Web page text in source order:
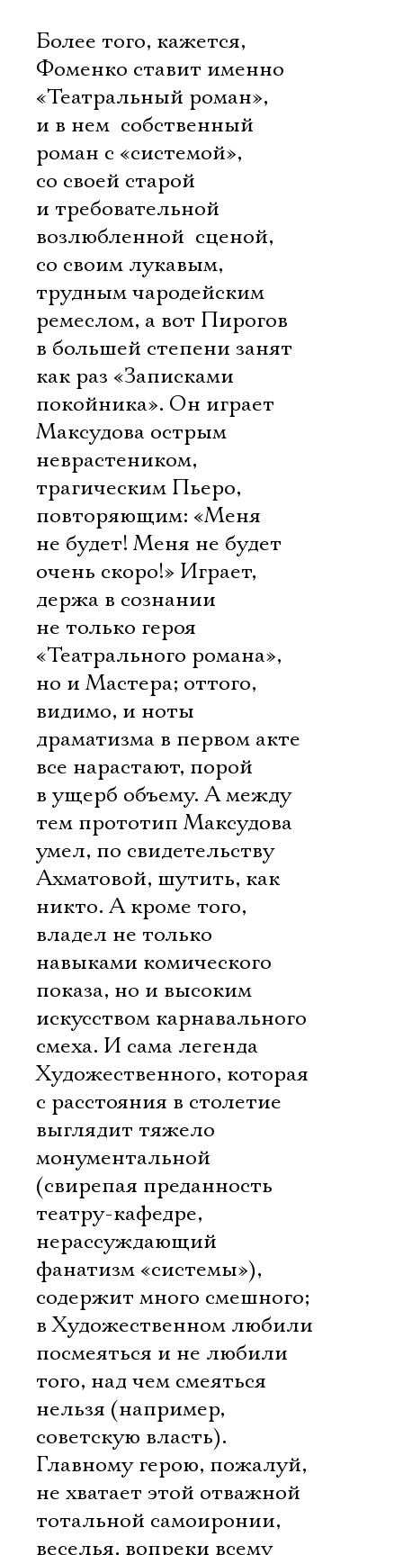
Более того, кажется,
Фоменко ставит именно
«Театральный роман»,
и в нем  собственный
роман с «системой»,
со своей старой
и требовательной
возлюбленной  сценой,
со своим лукавым,
трудным чародейским
ремеслом, а вот Пирогов
в большей степени занят
как раз «Записками
покойника». Он играет
Максудова острым
неврастеником,
трагическим Пьеро,
повторяющим: «Меня
не будет! Меня не будет
очень скоро!» Играет,
держа в сознании
не только героя
«Театрального романа»,
но и Мастера; оттого,
видимо, и ноты
драматизма в первом акте
все нарастают, порой
в ущерб объему. А между
тем прототип Максудова
умел, по свидетельству
Ахматовой, шутить, как
никто. А кроме того,
владел не только
навыками комического
показа, но и высоким
искусством карнавального
смеха. И сама легенда
Художественного, которая
с расстояния в столетие
выглядит тяжело
монументальной
(свирепая преданность
театру-кафедре,
нерассуждающий
фанатизм «системы»),
содержит много смешного;
в Художественном любили
посмеяться и не любили
того, над чем смеяться
нельзя (например,
советскую власть).
Главному герою, пожалуй,
не хватает этой отважной
тотальной самоиронии,
веселья, вопреки всему